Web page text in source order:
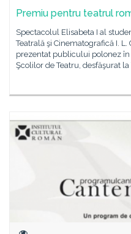
Premiu pentru teatrul
Spectacolul Elisabeta I al
Teatrală şi Cinematografică I.
prezentat publicului polonez
Şcolilor de Teatru, desfăşurat